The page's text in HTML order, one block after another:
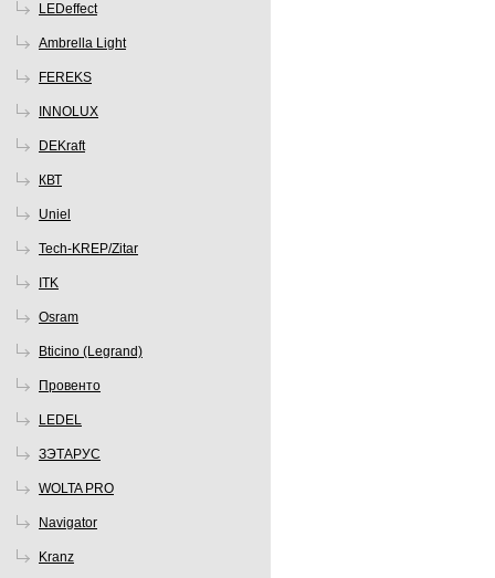
LEDeffect
Ambrella Light
FEREKS
INNOLUX
DEKraft
КВТ
Uniel
Tech-KREP/Zitar
ITK
Osram
Bticino (Legrand)
Провенто
LEDEL
ЗЭТАРУС
WOLTA PRO
Navigator
Kranz